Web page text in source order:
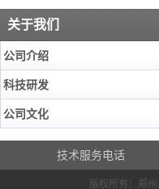
关于我们
公司介绍
科技研发
公司文化
技术服务电话
版权所有：郑